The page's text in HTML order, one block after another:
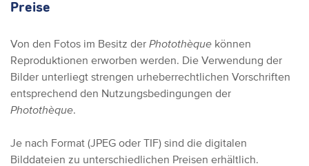
Preise
Von den Fotos im Besitz der Photothèque können
Reproduktionen erworben werden. Die Verwendung der
Bilder unterliegt strengen urheberrechtlichen Vorschriften
entsprechend den Nutzungsbedingungen der
Photothèque.
Je nach Format (JPEG oder TIF) sind die digitalen
Bilddateien zu unterschiedlichen Preisen erhältlich.